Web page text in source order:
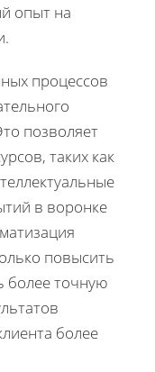
опыт на
процессов
позволяет
таких как
в воронке
повысить
более точную
более